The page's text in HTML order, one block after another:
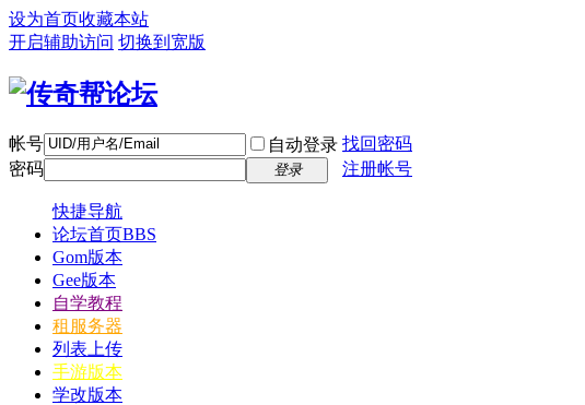
设为首页收藏本站
开启辅助访问 切换到宽版
帐号 自动登录 找回密码
密码
登录 注册帐号
快捷导航
论坛首页BBS
Gom版本
Gee版本
自学教程
租服务器
列表上传
手游版本
学改版本